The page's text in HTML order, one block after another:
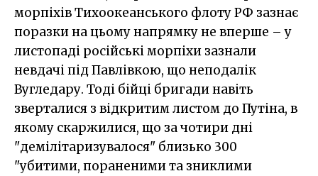
морпіхів Тихоокеанського флоту РФ зазнає
поразки на цьому напрямку не вперше – у
листопаді російські морпіхи зазнали
невдачі під Павлівкою, що неподалік
Вугледару. Тоді бійці бригади навіть
зверталися з відкритим листом до Путіна, в
якому скаржилися, що за чотири дні
"демілітаризувалося" близько 300
"убитими, пораненими та зниклими